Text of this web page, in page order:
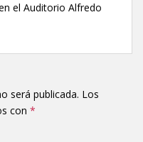
el Auditorio Alfredo
será publicada. Los
con *